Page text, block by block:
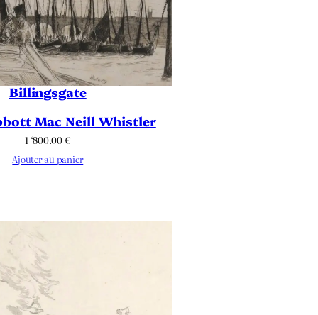
Billingsgate
Mac Neill Whistler
1 ‘800.00€
Ajouter au panier